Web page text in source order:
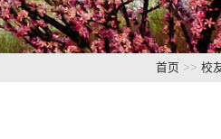
首页 >> 校